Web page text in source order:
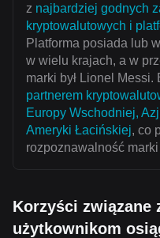
z najbardziej godnych
kryptowalutowych i
Platforma posiada lub
w wielu krajach, a w
marki był Lionel Messi.
partnerem
Europy Wschodniej,
Ameryki Łacińskiej, co
rozpoznawalność
Korzyści związane
użytkownikom